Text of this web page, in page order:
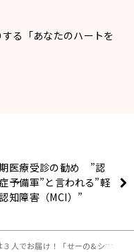
る「あなたのハートを
医療受診の勧め ”認
予備軍”と言われる”軽
知障害（MCI）”
～認知症と手をつな
〜 』
シャウト！」開催！『アインシュタイン・山崎紘菜 Heat&Heart!』